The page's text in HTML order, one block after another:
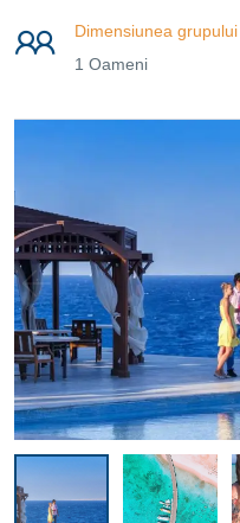
Dimensiunea grupului
1 Oameni